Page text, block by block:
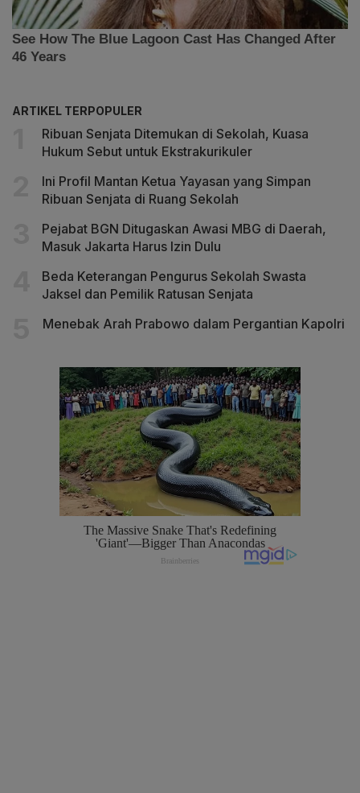
ARTIKEL TERPOPULER
Ribuan Senjata Ditemukan di Sekolah, Kuasa
Hukum Sebut untuk Ekstrakurikuler
Ini Profil Mantan Ketua Yayasan yang Simpan
Ribuan Senjata di Ruang Sekolah
Pejabat BGN Ditugaskan Awasi MBG di Daerah,
Masuk Jakarta Harus Izin Dulu
Beda Keterangan Pengurus Sekolah Swasta
Jaksel dan Pemilik Ratusan Senjata
Menebak Arah Prabowo dalam Pergantian Kapolri